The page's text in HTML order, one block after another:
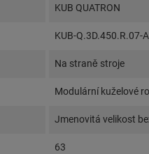
KUB QUATRON
KUB-Q.3D.450.R.07-
Na straně stroje
Modulární kuželové
Jmenovitá velikost
63